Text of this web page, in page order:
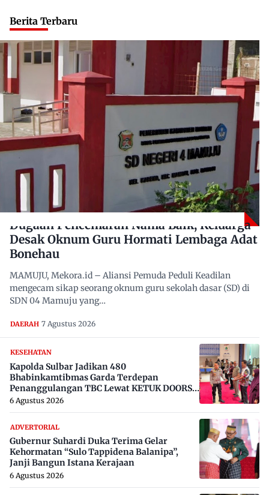
Berita Terbaru
Dugaan Pencemaran Nama Baik, Keluarga
Desak Oknum Guru Hormati Lembaga Adat
Bonehau
MAMUJU, Mekora.id – Aliansi Pemuda Peduli Keadilan
mengecam sikap seorang oknum guru sekolah dasar (SD) di
SDN 04 Mamuju yang…
DAERAH 7 Agustus 2026
KESEHATAN
Kapolda Sulbar Jadikan 480
Bhabinkamtibmas Garda Terdepan
Penanggulangan TBC Lewat KETUK DOORS
di 650 Desa
6 Agustus 2026
ADVERTORIAL
Gubernur Suhardi Duka Terima Gelar
Kehormatan “Sulo Tappidena Balanipa”,
Janji Bangun Istana Kerajaan
6 Agustus 2026